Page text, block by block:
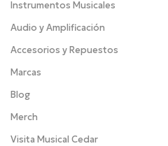
Instrumentos Musicales
Audio y Amplificación
Accesorios y Repuestos
Marcas
Blog
Merch
Visita Musical Cedar